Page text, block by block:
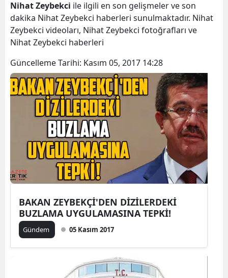
Nihat Zeybekci ile ilgili en son gelişmeler ve son
dakika Nihat Zeybekci haberleri sunulmaktadır. Nihat
Zeybekci videoları, Nihat Zeybekci fotoğrafları ve
Nihat Zeybekci haberleri
Güncelleme Tarihi: Kasım 05, 2017 14:28
BAKAN ZEYBEKÇİ'DEN DİZİLERDEKİ
BUZLAMA UYGULAMASINA TEPKİ!
Gündem 05 Kasım 2017